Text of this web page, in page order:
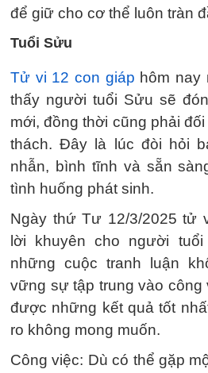
để giữ cho cơ thể luôn tràn
Tuổi Sửu
Tử vi 12 con giáp hôm nay
thấy người tuổi Sửu sẽ
mới, đồng thời cũng phải
thách. Đây là lúc đòi hỏi
nhẫn, bình tĩnh và sẵn
tình huống phát sinh.
Ngày thứ Tư 12/3/2025 tử
lời khuyên cho người
những cuộc tranh luận
vững sự tập trung vào công
được những kết quả tốt
ro không mong muốn.
Công việc: Dù có thể gặp